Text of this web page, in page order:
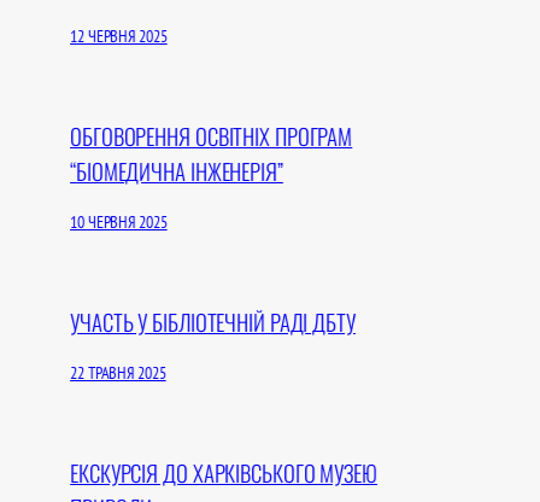
12 ЧЕРВНЯ 2025
ОБГОВОРЕННЯ ОСВІТНІХ ПРОГРАМ
“БІОМЕДИЧНА ІНЖЕНЕРІЯ”
10 ЧЕРВНЯ 2025
УЧАСТЬ У БІБЛІОТЕЧНІЙ РАДІ ДБТУ
22 ТРАВНЯ 2025
ЕКСКУРСІЯ ДО ХАРКІВСЬКОГО МУЗЕЮ